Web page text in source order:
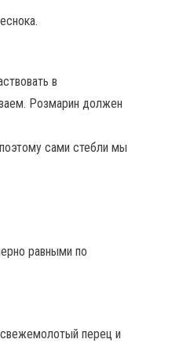
в
Розмарин должен
сами стебли мы
равными по
перец и